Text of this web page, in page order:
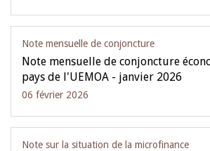
Note mensuelle de conjoncture
Note mensuelle de conjoncture
pays de l'UEMOA - janvier 2026
06 février 2026
Note sur la situation de la microfinance